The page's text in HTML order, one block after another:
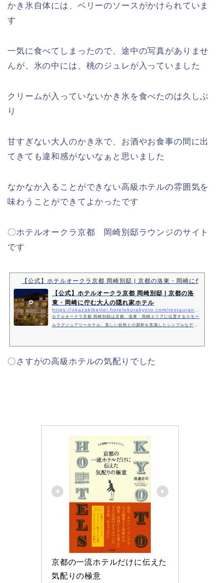
かき氷自体には、ベリーのソースがかけられていま
す
一気に食べてしまったので、途中の写真がありませ
んが、氷の中には、桃のジュレが入っていました
クリームが入っていないかき氷を食べたのは久しぶ
り
甘すぎない大人のかき氷で、お酒やお食事の間に出
てきても違和感がないなぁと思いました
なかなか入ることができない高級ホテルの雰囲気を
味わうことができてよかったです
〇ホテルオークラ京都 岡崎別邸ラウンジのサイト
です
【公式】ホテルオークラ京都 岡崎別邸 | 京都の洛東・岡崎に佇む大
【公式】ホテルオークラ京都 岡崎別邸 | 京都の洛
東・岡崎に佇む大人の隠れ家ホテル
ホテルオークラ京都 岡崎別邸は京都、洛東・岡崎エリアに位置するスモー
ルラグジュアリーホテル。美しい自然との調和を意識したシンプルなデザ
〇さすがの高級ホテルの気配りでした
京都の一流ホテルだけに伝えた
気配りの極意